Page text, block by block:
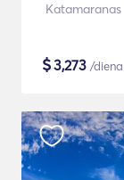
Katamaranas
$3,273 /diena